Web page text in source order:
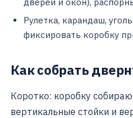
Рулетка, карандаш,
фиксировать коробку
Как собрать
Коротко: коробку
вертикальные стойки и